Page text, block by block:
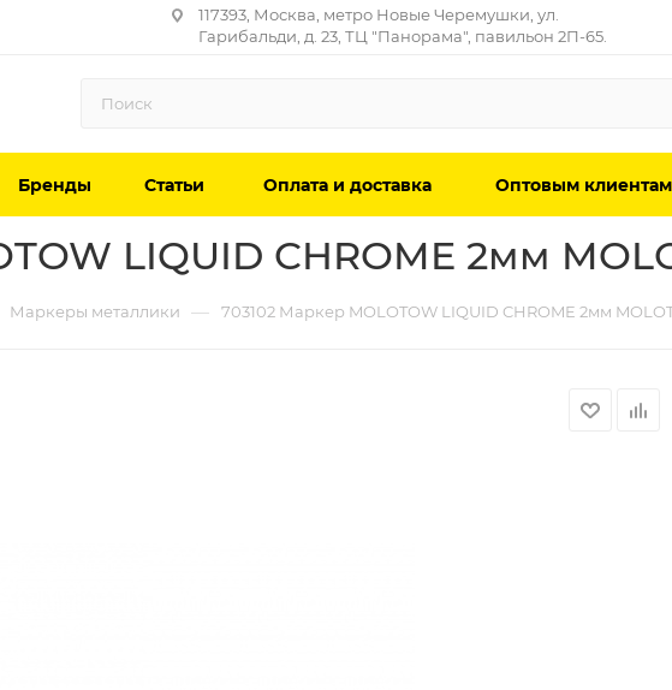
117393, Москва, метро Новые Черемушки, ул.
Гарибальди, д. 23, ТЦ "Панорама", павильон 2П-65.
Бренды Статьи Оплата и доставка Оптовым клиентам
LIQUID CHROME 2мм
Маркеры металлики — 703102 Маркер MOLOTOW LIQUID CHROME 2мм